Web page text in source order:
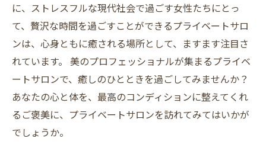
に、ストレスフルな現代社会で過ごす女性たちにとっ
て、贅沢な時間を過ごすことができるプライベートサロ
ンは、心身ともに癒される場所として、ますます注目さ
れています。 美のプロフェッショナルが集まるプライベ
ートサロンで、癒しのひとときを過ごしてみませんか？
あなたの心と体を、最高のコンディションに整えてくれ
るご褒美に、プライベートサロンを訪れてみてはいかが
でしょうか。